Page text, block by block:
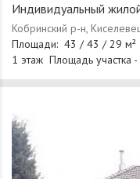
Индивидуальный